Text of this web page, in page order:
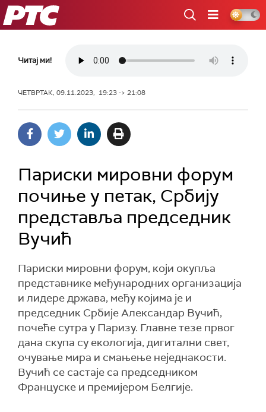
РТС
Читај ми!
ЧЕТВРТАК, 09.11.2023, 19:23 -> 21:08
Париски мировни форум
почиње у петак, Србију
представља председник
Вучић
Париски мировни форум, који окупља
представнике међународних организација
и лидере држава, међу којима је и
председник Србије Александар Вучић,
почеће сутра у Паризу. Главне тезе првог
дана скупа су екологија, дигитални свет,
очување мира и смањење неједнакости.
Вучић се састаје са председником
Француске и премијером Белгије.